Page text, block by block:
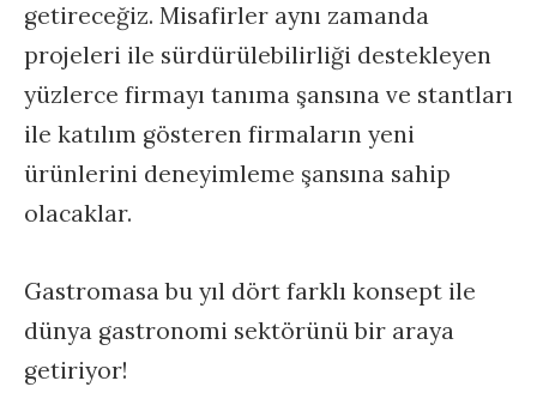
getireceğiz. Misafirler aynı zamanda
projeleri ile sürdürülebilirliği destekleyen
yüzlerce firmayı tanıma şansına ve stantları
ile katılım gösteren firmaların yeni
ürünlerini deneyimleme şansına sahip
olacaklar.
Gastromasa bu yıl dört farklı konsept ile
dünya gastronomi sektörünü bir araya
getiriyor!